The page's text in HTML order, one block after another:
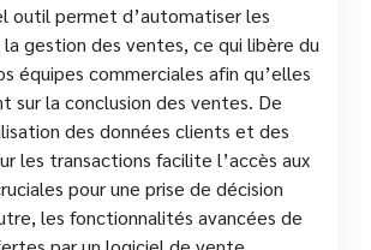
outil permet d’automatiser les
gestion des ventes, ce qui libère du
équipes commerciales afin qu’elles
sur la conclusion des ventes. De
des données clients et des
les transactions facilite l’accès aux
pour une prise de décision
les fonctionnalités avancées de